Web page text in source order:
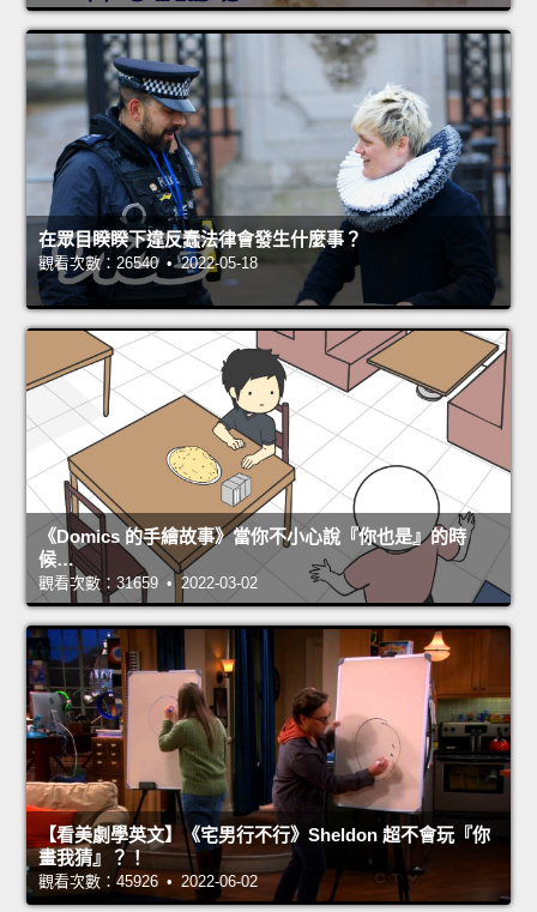
在眾目睽睽下違反蠢法律會發生什麼事？
觀看次數：26540 • 2022-05-18
《Domics 的手繪故事》當你不小心說『你也是』的時
候…
觀看次數：31659 • 2022-03-02
【看美劇學英文】《宅男行不行》Sheldon 超不會玩『你
畫我猜』？！
觀看次數：45926 • 2022-06-02